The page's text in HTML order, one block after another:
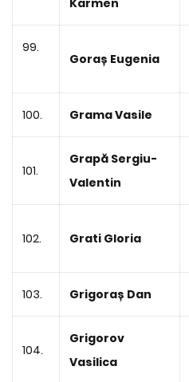
Karmen
99.
Goraș Eugenia
100. Grama Vasile
101.
Grapă Sergiu-
Valentin
102. Grati Gloria
103. Grigoraș Dan
104.
Grigorov
Vasilica